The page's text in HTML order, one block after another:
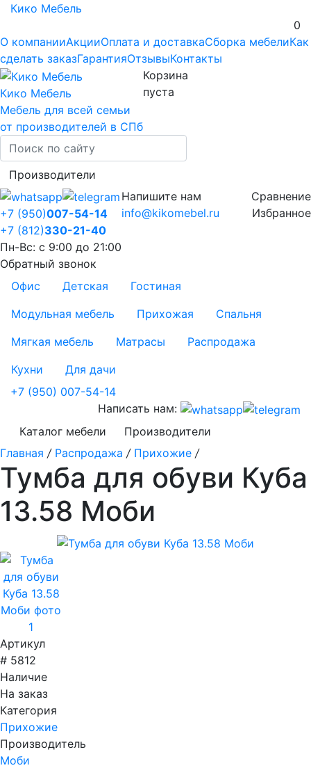
Кико Мебель
0
О компанииАкцииОплата и доставкаСборка мебелиКак
сделать заказГарантияОтзывыКонтакты
Кико Мебель
Мебель для всей семьи
от производителей в СПб
Производители
+7 (950)007-54-14
+7 (812)330-21-40
Пн-Вс: с 9:00 до 21:00
Обратный звонок
Напишите нам
info@kikomebel.ru
Сравнение
Избранное
Корзина
пуста
Офис Детская
Гостиная
Модульная мебель
Прихожая
Спальня
Мягкая мебель
Матрасы
Распродажа
Кухни
Для дачи
+7 (950) 007-54-14
Написать нам:
Каталог мебели
Производители
Главная / Распродажа / Прихожие /
Тумба для обуви Куба
13.58 Моби
Артикул
# 5812
Наличие
На заказ
Категория
Прихожие
Производитель
Моби